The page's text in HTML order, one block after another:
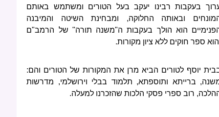
בעקבות רבינו יעקב בעל הטורים ומשתמש באותם
ובאותה החלוקה, ומבחינת השיטה והמיבנה
הוא הולך בעקבות ה"משנה תורה" של הרמב"ם
ספר חוקים ללא ציון מקורות.
יוסף לטורים הביא מרן את המקורות של הטורים והם:
ברייתא ותוספתא, תלמוד בבלי וירושלמי, מדרשות
רוב ספרי פסקי הלכות שהזכרנו למעלה.